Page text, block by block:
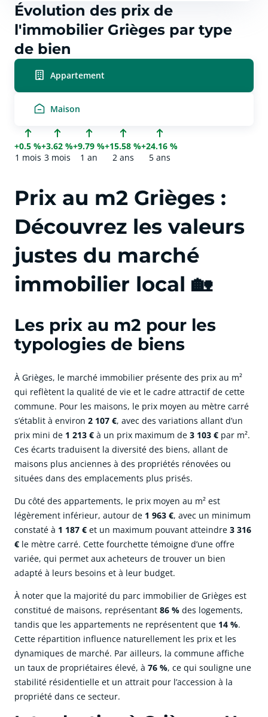
Évolution des prix de
l'immobilier Grièges par type
de bien
Appartement
Maison
+0.5 %
1 mois
+3.62 %
3 mois
+9.79 %
1 an
+15.58 %
2 ans
+24.16 %
5 ans
Prix au m2 Grièges :
Découvrez les valeurs
justes du marché
immobilier local 🏡
Les prix au m2 pour les
typologies de biens
À Grièges, le marché immobilier présente des prix au m²
qui reflètent la qualité de vie et le cadre attractif de cette
commune. Pour les maisons, le prix moyen au mètre carré
s’établit à environ 2 107 €, avec des variations allant d’un
prix mini de 1 213 € à un prix maximum de 3 103 € par m².
Ces écarts traduisent la diversité des biens, allant de
maisons plus anciennes à des propriétés rénovées ou
situées dans des emplacements plus prisés.
Du côté des appartements, le prix moyen au m² est
légèrement inférieur, autour de 1 963 €, avec un minimum
constaté à 1 187 € et un maximum pouvant atteindre 3 316
€ le mètre carré. Cette fourchette témoigne d’une offre
variée, qui permet aux acheteurs de trouver un bien
adapté à leurs besoins et à leur budget.
À noter que la majorité du parc immobilier de Grièges est
constitué de maisons, représentant 86 % des logements,
tandis que les appartements ne représentent que 14 %.
Cette répartition influence naturellement les prix et les
dynamiques de marché. Par ailleurs, la commune affiche
un taux de propriétaires élevé, à 76 %, ce qui souligne une
stabilité résidentielle et un attrait pour l’accession à la
propriété dans ce secteur.